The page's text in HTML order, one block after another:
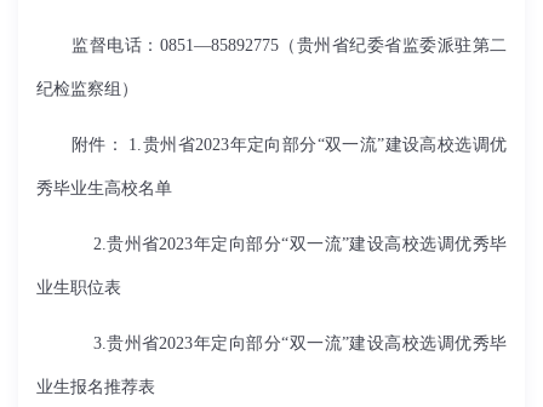
监督电话：0851—85892775（贵州省纪委省监委派驻第二
纪检监察组）
附件： 1. 贵州省2023年定向部分“双一流”建设高校选调优
秀毕业生高校名单
2. 贵州省2023年定向部分“双一流”建设高校选调优秀毕
业生职位表
3. 贵州省2023年定向部分“双一流”建设高校选调优秀毕
业生报名推荐表